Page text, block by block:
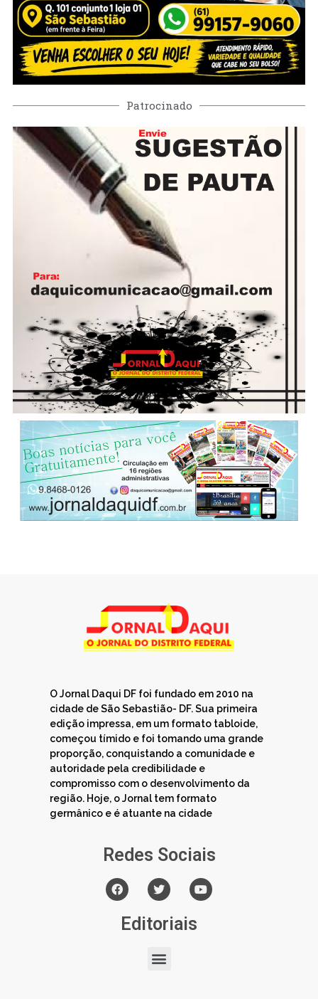
Patrocinado
O Jornal Daqui DF foi fundado em 2010 na
cidade de São Sebastião- DF. Sua primeira
edição impressa, em um formato tabloide,
começou tímido e foi tomando uma grande
proporção, conquistando a comunidade e
autoridade pela credibilidade e
compromisso com o desenvolvimento da
região. Hoje, o Jornal tem formato
germânico e é atuante na cidade
Redes Sociais
Editoriais